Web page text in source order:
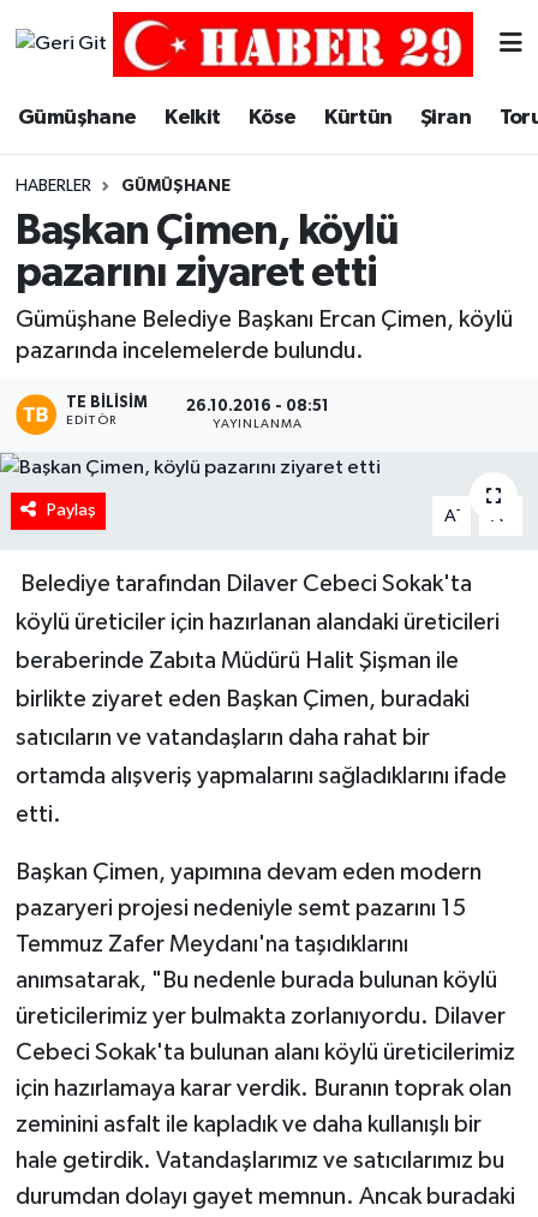
Gümüşhane Kelkit Köse Kürtün Şiran
HABERLER GÜMÜŞHANE
Başkan Çimen, köylü
pazarını ziyaret etti
Gümüşhane Belediye Başkanı Ercan Çimen, köylü
pazarında incelemelerde bulundu.
TE BILISIM
EDITÖR
26.10.2016 - 08:51
YAYINLANMA
Paylaş A- A
Belediye tarafından Dilaver Cebeci Sokak'ta
köylü üreticiler için hazırlanan alandaki üreticileri
beraberinde Zabıta Müdürü Halit Şişman ile
birlikte ziyaret eden Başkan Çimen, buradaki
satıcıların ve vatandaşların daha rahat bir
ortamda alışveriş yapmalarını sağladıklarını ifade
etti.
Başkan Çimen, yapımına devam eden modern
pazaryeri projesi nedeniyle semt pazarını 15
Temmuz Zafer Meydanı'na taşıdıklarını
anımsatarak, "Bu nedenle burada bulunan köylü
üreticilerimiz yer bulmakta zorlanıyordu. Dilaver
Cebeci Sokak'ta bulunan alanı köylü üreticilerimiz
için hazırlamaya karar verdik. Buranın toprak olan
zeminini asfalt ile kapladık ve daha kullanışlı bir
hale getirdik. Vatandaşlarımız ve satıcılarımız bu
durumdan dolayı gayet memnun. Ancak buradaki
Merkez Trafik Yoğunluk Haritası
Süper Lig Puan Durumu ve Fikstür
Tüm Manşetler
Son Dakika Haberleri
Haber Arşivi